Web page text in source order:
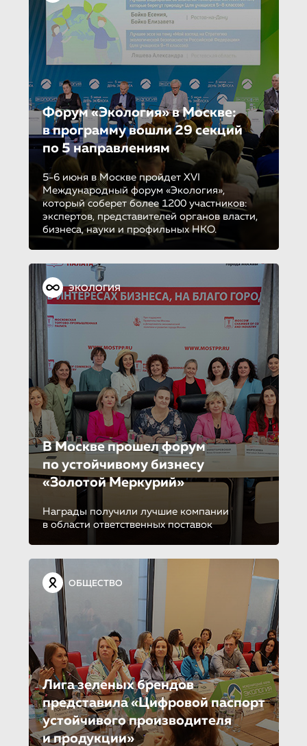
Форум «Экология» в Москве:
в программу вошли 29 секций
по 5 направле­ни­ям
5-6 июня в Москве пройдет XVI
Международный форум «Экология»,
который соберет более 1200 участников:
экспертов, представителей органов власти,
бизнеса, науки и профильных НКО.
ЭКОЛОГИЯ
В Москве прошел форум
по устойчиво­му бизнесу
«Золотой Меркурий»
Награды получили лучшие компании
в области ответственных поставок
ОБЩЕСТВО
Лига зеленых брендов
представила «Цифровой паспорт
устойчивого производителя
и продукции»